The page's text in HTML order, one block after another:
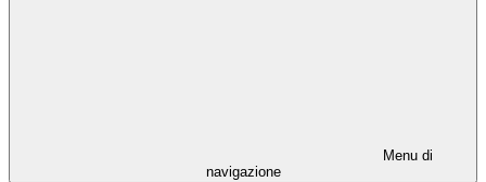
Menu di
navigazione